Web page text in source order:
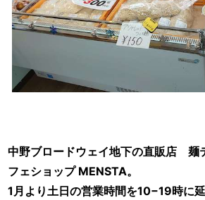
中野ブロードウェイ地下の直販店 麺
フェショップ MENSTA。
1月より土日の営業時間を10−19時に